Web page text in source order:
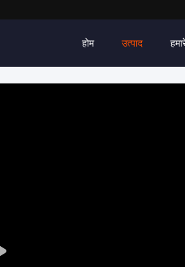
होम उत्पाद